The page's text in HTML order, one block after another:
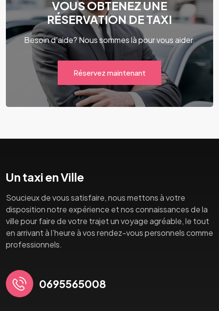
VOUS OBTENEZ UNE
RÉSERVATION DE TAXI
Besoin d'aide? Nous sommes là pour vous aider.
Réservez maintenant
Un taxi en Ville
Soucieux de vous satisfaire, nous mettons à votre
disposition notre expérience et nos connaissances de la
ville pour faire de votre trajet un voyage agréable, le tout
en arrivant à l’heure à vos rendez-vous personnels comme
professionnels.
0695565008